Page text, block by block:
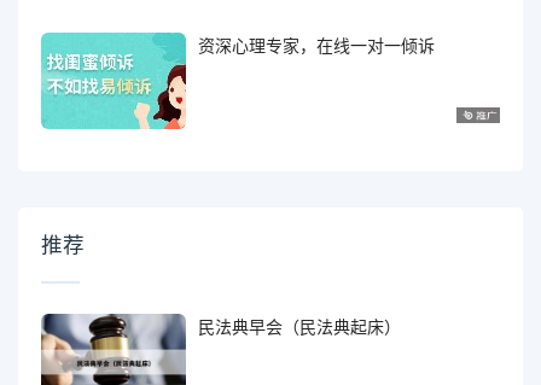
资深心理专家，在线一对一倾诉
推荐
民法典早会（民法典起床）